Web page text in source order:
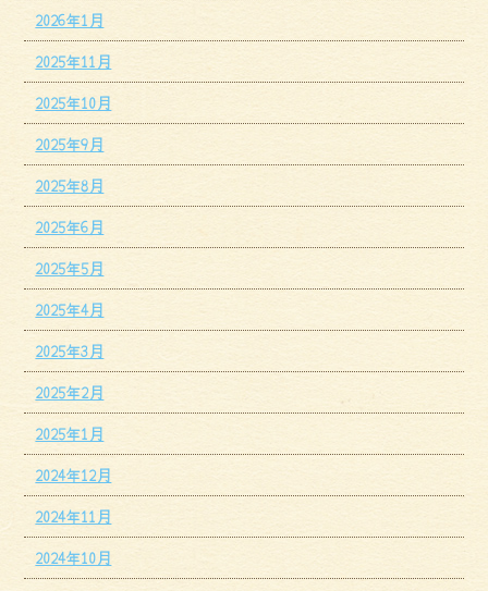
2026年1月
2025年11月
2025年10月
2025年9月
2025年8月
2025年6月
2025年5月
2025年4月
2025年3月
2025年2月
2025年1月
2024年12月
2024年11月
2024年10月